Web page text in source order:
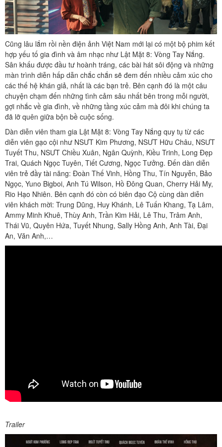
Cũng lâu lắm rồi nền điện ảnh Việt Nam mới lại có một bộ phim kết
hợp yếu tố gia đình và âm nhạc như Lật Mặt 8: Vòng Tay Nắng.
Sân khấu được đầu tư hoành tráng, các bài hát sôi động và những
màn trình diễn hấp dẫn chắc chắn sẽ đem đến nhiều cảm xúc cho
các thế hệ khán giả, nhất là các bạn trẻ. Bên cạnh đó là một câu
chuyện chạm đến những tình cảm sâu nhất bên trong mỗi người,
gợi nhắc về gia đình, về những tầng xúc cảm mà đôi khi chúng ta
đã lỡ quên giữa bộn bề cuộc sống.
Dàn diễn viên tham gia Lật Mặt 8: Vòng Tay Nắng quy tụ từ các
diễn viên gạo cội như NSƯT Kim Phương, NSƯT Hữu Châu, NSƯT
Tuyết Thu, NSƯT Chiều Xuân, Ngân Quỳnh, Kiều Trinh, Long Đẹp
Trai, Quách Ngọc Tuyên, Tiết Cương, Ngọc Tưởng. Đến dàn diễn
viên trẻ đầy tài năng: Đoàn Thế Vinh, Hồng Thu, Tín Nguyễn, Bảo
Ngọc, Yuno Bigboi, Anh Tú Wilson, Hồ Đông Quan, Cherry Hải My,
Rio Hạo Nhiên. Bên cạnh đó còn có biên đạo Cộ cùng dàn diễn
viên khách mời: Trung Dũng, Huy Khánh, Lê Tuấn Khang, Tạ Lâm,
Ammy Minh Khuê, Thùy Anh, Trần Kim Hải, Lê Thu, Trâm Anh,
Thái Vũ, Quyên Hứa, Tuyết Nhung, Sally Hồng Anh, Anh Tài, Đại
An, Văn Anh,…
Trailer